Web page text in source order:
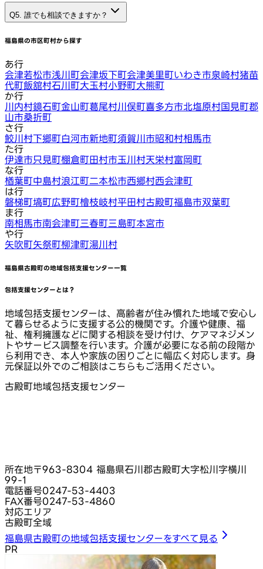
Q5. 誰でも相談できますか？
福島県の市区町村から探す
あ行
会津若松市浅川町会津坂下町会津美里町いわき市泉崎村猪苗
代町飯舘村石川町大玉村小野町大熊町
か行
川内村鏡石町金山町葛尾村川俣町喜多方市北塩原村国見町郡
山市桑折町
さ行
鮫川村下郷町白河市新地町須賀川市昭和村相馬市
た行
伊達市只見町棚倉町田村市玉川村天栄村富岡町
な行
楢葉町中島村浪江町二本松市西郷村西会津町
は行
磐梯町塙町広野町檜枝岐村平田村古殿町福島市双葉町
ま行
南相馬市南会津町三春町三島町本宮市
や行
矢吹町矢祭町柳津町湯川村
福島県古殿町の地域包括支援センター一覧
包括支援センターとは？
地域包括支援センターは、高齢者が住み慣れた地域で安心し
て暮らせるように支援する公的機関です。介護や健康、福
祉、権利擁護などに関する相談を受け付け、ケアマネジメン
トやサービス調整を行います。介護が必要になる前の段階か
ら利用でき、本人や家族の困りごとに幅広く対応します。身
元保証以外でのご相談はこちらもご活用ください。
古殿町地域包括支援センター
所在地〒963-8304 福島県石川郡古殿町大字松川字横川
99-1
電話番号0247-53-4403
FAX番号0247-53-4860
対応エリア
古殿町全域
福島県古殿町の地域包括支援センターをすべて見る
PR